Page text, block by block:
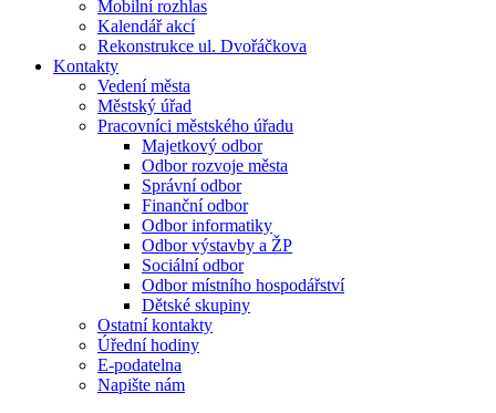
Mobilní rozhlas
Kalendář akcí
Rekonstrukce ul. Dvořáčkova
Kontakty
Vedení města
Městský úřad
Pracovníci městského úřadu
Majetkový odbor
Odbor rozvoje města
Správní odbor
Finanční odbor
Odbor informatiky
Odbor výstavby a ŽP
Sociální odbor
Odbor místního hospodářství
Dětské skupiny
Ostatní kontakty
Úřední hodiny
E-podatelna
Napište nám